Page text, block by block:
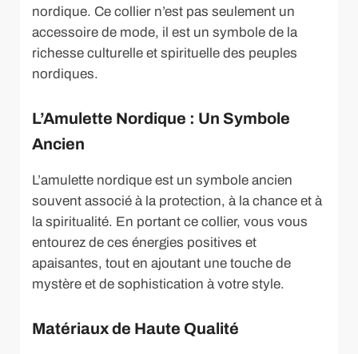
nordique. Ce collier n’est pas seulement un
accessoire de mode, il est un symbole de la
richesse culturelle et spirituelle des peuples
nordiques.
L’Amulette Nordique : Un Symbole
Ancien
L’amulette nordique est un symbole ancien
souvent associé à la protection, à la chance et à
la spiritualité. En portant ce collier, vous vous
entourez de ces énergies positives et
apaisantes, tout en ajoutant une touche de
mystère et de sophistication à votre style.
Matériaux de Haute Qualité